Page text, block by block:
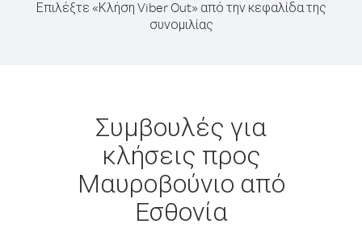
Επιλέξτε «Κλήση Viber Out» από την κεφαλίδα της
συνομιλίας
Συμβουλές για
κλήσεις προς
Μαυροβούνιο από
Εσθονία